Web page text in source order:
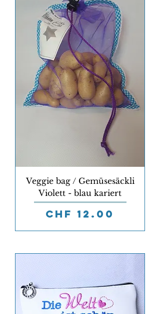
Veggie bag / Gemüsesäckli
Violett - blau kariert
Preis
CHF 12.00